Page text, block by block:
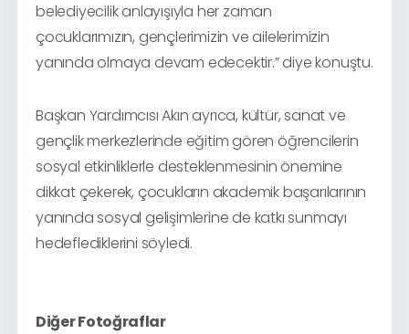
belediyecilik anlayışıyla her zaman
çocuklarımızın, gençlerimizin ve ailelerimizin
yanında olmaya devam edecektir.” diye konuştu.
Başkan Yardımcısı Akın ayrıca, kültür, sanat ve
gençlik merkezlerinde eğitim gören öğrencilerin
sosyal etkinliklerle desteklenmesinin önemine
dikkat çekerek, çocukların akademik başarılarının
yanında sosyal gelişimlerine de katkı sunmayı
hedeflediklerini söyledi.
Diğer Fotoğraflar